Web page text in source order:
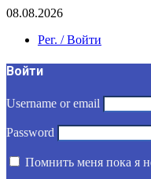
08.08.2026
Рег. / Войти
Войти
Username or email
Password
Помнить меня пока я